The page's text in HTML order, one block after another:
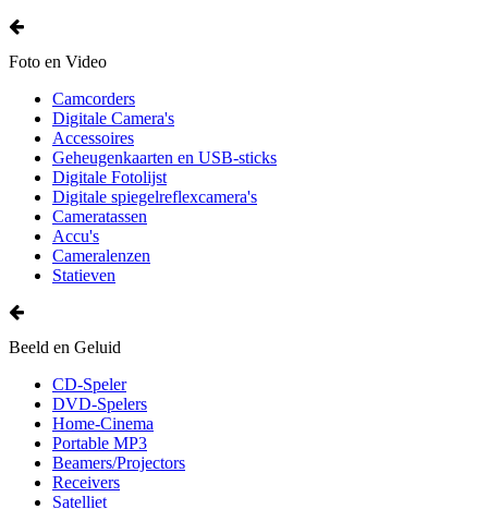
Foto en Video
Camcorders
Digitale Camera's
Accessoires
Geheugenkaarten en USB-sticks
Digitale Fotolijst
Digitale spiegelreflexcamera's
Cameratassen
Accu's
Cameralenzen
Statieven
Beeld en Geluid
CD-Speler
DVD-Spelers
Home-Cinema
Portable MP3
Beamers/Projectors
Receivers
Satelliet